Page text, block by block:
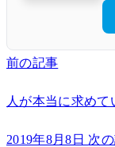
前の記事
人が本当に求め
2019年8月8日 次